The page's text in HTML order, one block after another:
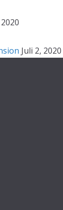
Juli 2, 2020